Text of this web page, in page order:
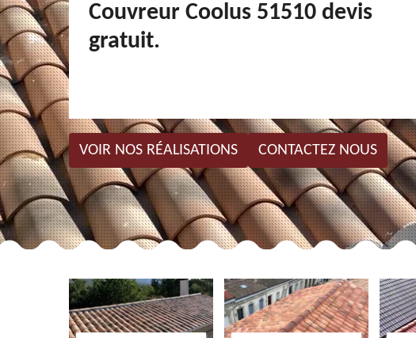
Couvreur Coolus 51510 devis
gratuit.
VOIR NOS RÉALISATIONS CONTACTEZ NOUS